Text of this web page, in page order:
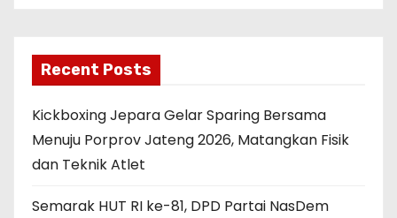
Recent Posts
Kickboxing Jepara Gelar Sparing Bersama
Menuju Porprov Jateng 2026, Matangkan Fisik
dan Teknik Atlet
Semarak HUT RI ke-81, DPD Partai NasDem